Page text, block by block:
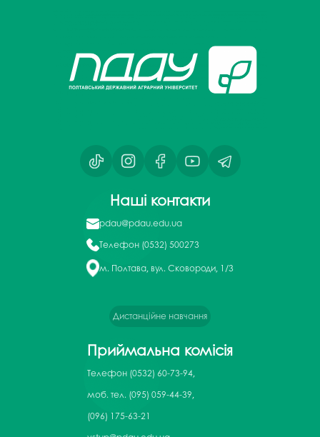
Наші контакти
pdau@pdau.edu.ua
Телефон (0532) 500273
м. Полтава, вул. Сковороди, 1/3
Дистанційне навчання
Приймальна комісія
Телефон (0532) 60-73-94,
моб. тел. (095) 059-44-39,
(096) 175-63-21